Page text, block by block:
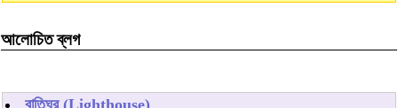
আলোচিত ব্লগ
বাতিঘর (Lighthouse)